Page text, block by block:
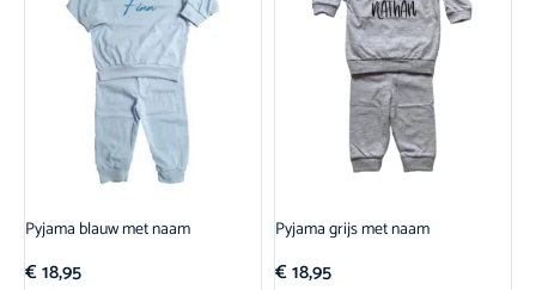
Pyjama blauw met naam
€18,95
Pyjama grijs met naam
€18,95